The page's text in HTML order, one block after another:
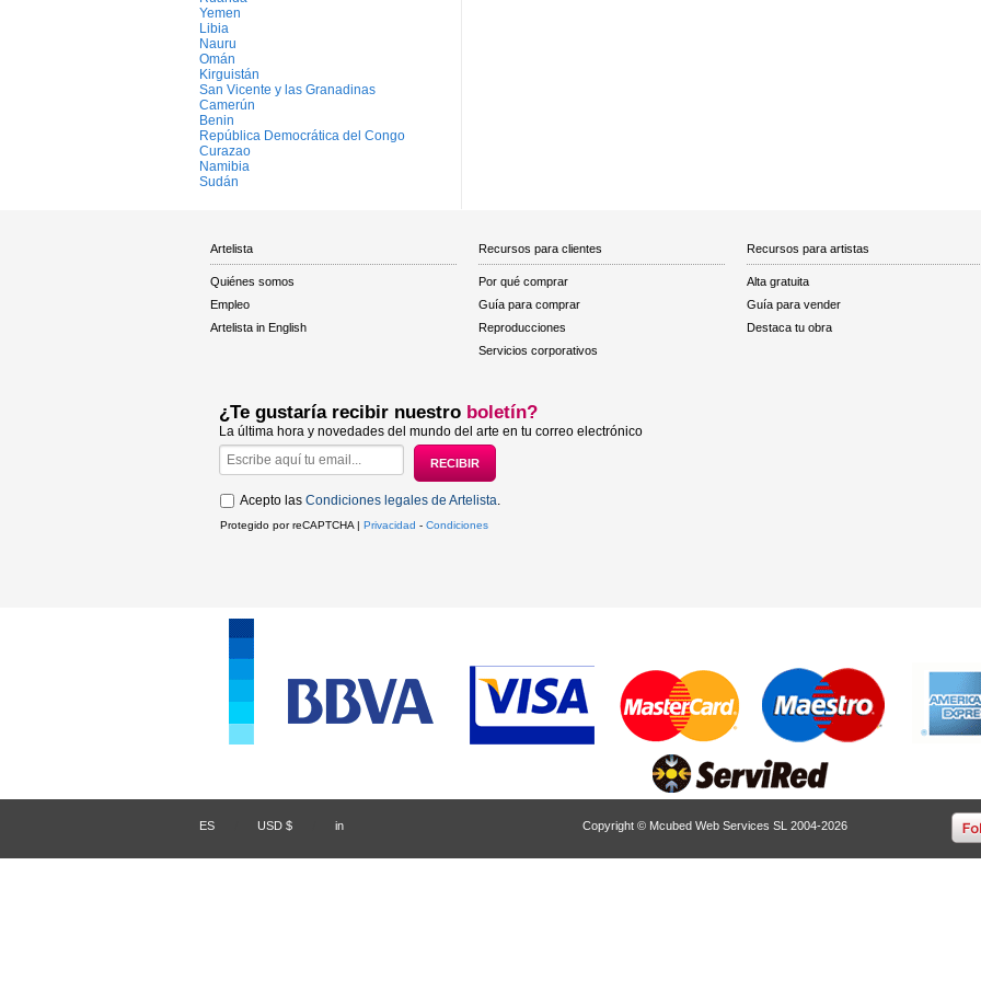
Yemen
Libia
Nauru
Omán
Kirguistán
San Vicente y las Granadinas
Camerún
Benin
República Democrática del Congo
Curazao
Namibia
Sudán
Artelista
Quiénes somos
Empleo
Artelista in English
Recursos para clientes
Por qué comprar
Guía para comprar
Reproducciones
Servicios corporativos
Recursos para artistas
Alta gratuita
Guía para vender
Destaca tu obra
¿Te gustaría recibir nuestro boletín?
La última hora y novedades del mundo del arte en tu correo electrónico
Acepto las Condiciones legales de Artelista.
Protegido por reCAPTCHA | Privacidad - Condiciones
ES USD $ in Copyright © Mcubed Web Services SL 2004-2026